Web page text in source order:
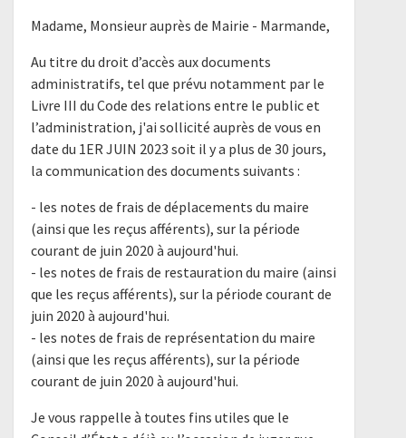
Madame, Monsieur auprès de Mairie - Marmande,
Au titre du droit d’accès aux documents
administratifs, tel que prévu notamment par le
Livre III du Code des relations entre le public et
l’administration, j'ai sollicité auprès de vous en
date du 1ER JUIN 2023 soit il y a plus de 30 jours,
la communication des documents suivants :
- les notes de frais de déplacements du maire
(ainsi que les reçus afférents), sur la période
courant de juin 2020 à aujourd'hui.
- les notes de frais de restauration du maire (ainsi
que les reçus afférents), sur la période courant de
juin 2020 à aujourd'hui.
- les notes de frais de représentation du maire
(ainsi que les reçus afférents), sur la période
courant de juin 2020 à aujourd'hui.
Je vous rappelle à toutes fins utiles que le